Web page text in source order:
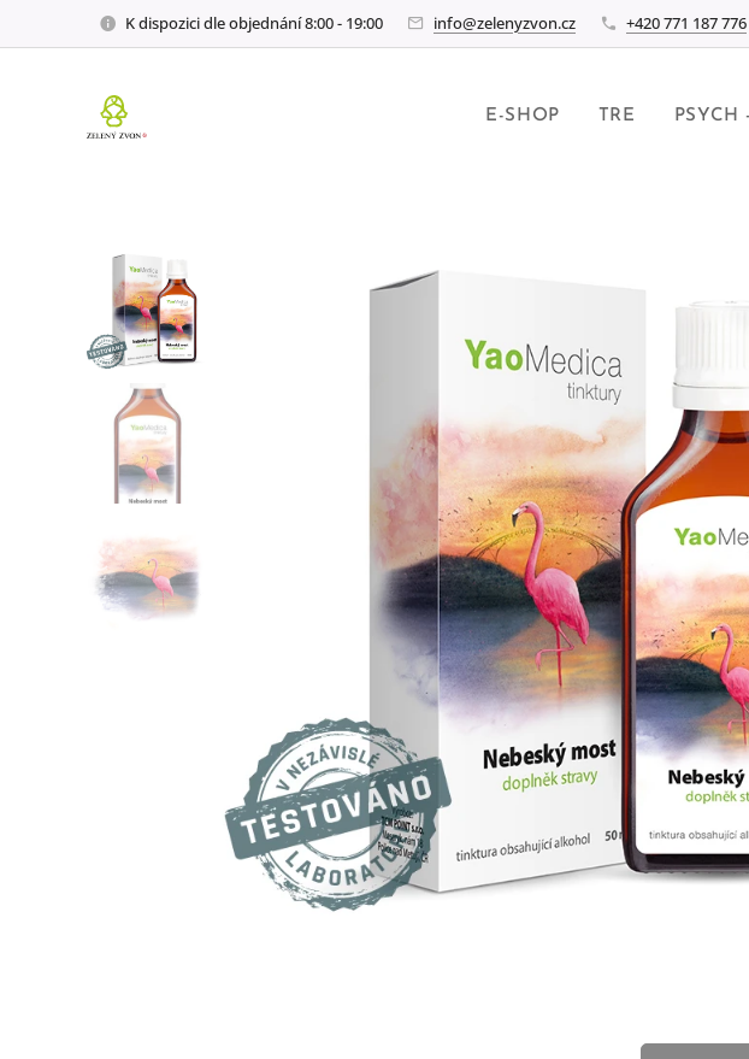
K dispozici dle objednání 8:00 - 19:00 info@zelenyzvon.cz +420 771 187 776
E-SHOP TRE PSYCH